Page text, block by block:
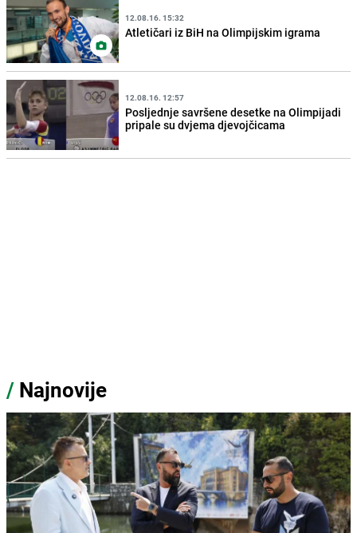
12.08.16. 15:32
Atletičari iz BiH na Olimpijskim igrama
12.08.16. 12:57
Posljednje savršene desetke na Olimpijadi
pripale su dvjema djevojčicama
/ Najnovije